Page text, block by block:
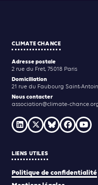
CLIMATE CHANCE
Adresse postale
2 rue du Fret, 75018 Paris
Domiciliation
21 rue du Faubourg Saint-
Nous contacter
association@climate-
LIENS UTILES
Politique de confidentialité